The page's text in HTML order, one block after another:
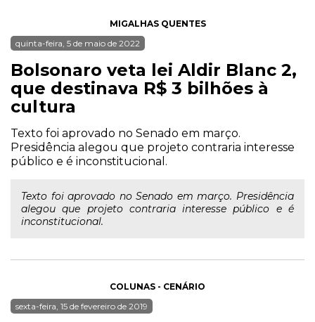
MIGALHAS QUENTES
quinta-feira, 5 de maio de 2022
Bolsonaro veta lei Aldir Blanc 2,
que destinava R$ 3 bilhões à
cultura
Texto foi aprovado no Senado em março.
Presidência alegou que projeto contraria interesse
público e é inconstitucional.
Texto foi aprovado no Senado em março. Presidência
alegou que projeto contraria interesse público e é
inconstitucional.
COLUNAS - CENÁRIO
sexta-feira, 15 de fevereiro de 2019